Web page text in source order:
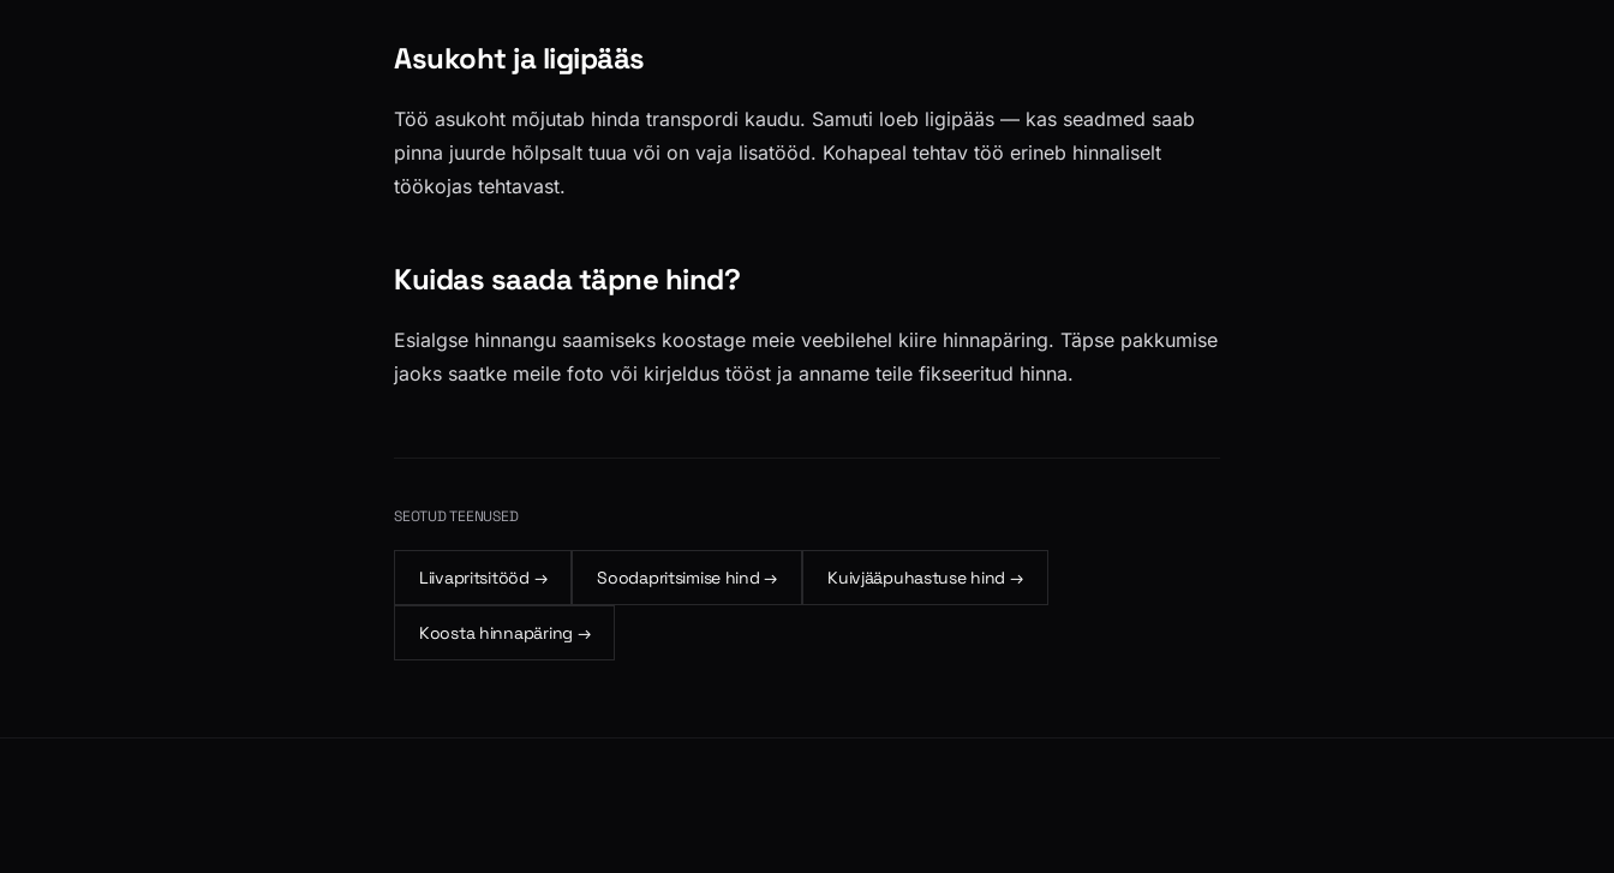
Asukoht ja ligipääs
Töö asukoht mõjutab hinda transpordi kaudu. Samuti loeb ligipääs — kas seadmed saab
pinna juurde hõlpsalt tuua või on vaja lisatööd. Kohapeal tehtav töö erineb hinnaliselt
töökojas tehtavast.
Kuidas saada täpne hind?
Esialgse hinnangu saamiseks koostage meie veebilehel kiire hinnapäring. Täpse pakkumise
jaoks saatke meile foto või kirjeldus tööst ja anname teile fikseeritud hinna.
SEOTUD TEENUSED
Liivapritsitööd → Soodapritsimise hind → Kuivjääpuhastuse hind →
Koosta hinnapäring →